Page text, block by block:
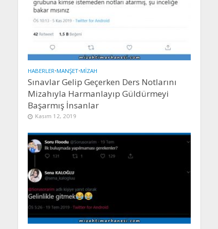
HABERLER•MANŞET•MIZAH
Sınavlar Gelip Geçerken Ders Notlarını
Mizahıyla Harmanlayıp Güldürmeyi
Başarmış İnsanlar
Kasım 12, 2019